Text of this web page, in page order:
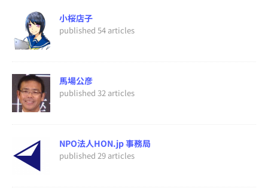
小桜店子
published 54 articles
馬場公彦
published 32 articles
NPO法人HON.jp 事務局
published 29 articles